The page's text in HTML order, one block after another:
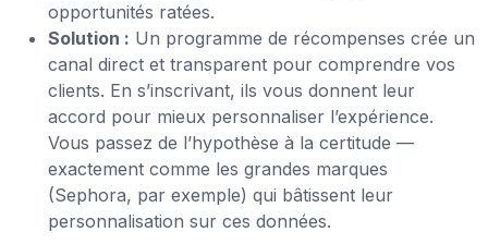
opportunités ratées.
Solution : Un programme de récompenses crée un
canal direct et transparent pour comprendre vos
clients. En s’inscrivant, ils vous donnent leur
accord pour mieux personnaliser l’expérience.
Vous passez de l’hypothèse à la certitude —
exactement comme les grandes marques
(Sephora, par exemple) qui bâtissent leur
personnalisation sur ces données.